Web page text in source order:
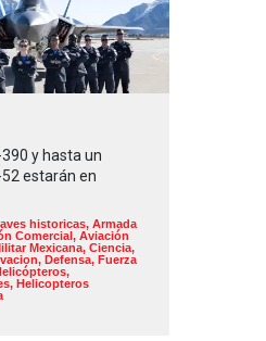
390 y hasta un
estarán en
historicas, Armada
Comercial, Aviación
Mexicana, Ciencia,
, Defensa, Fuerza
,
, Helicopteros